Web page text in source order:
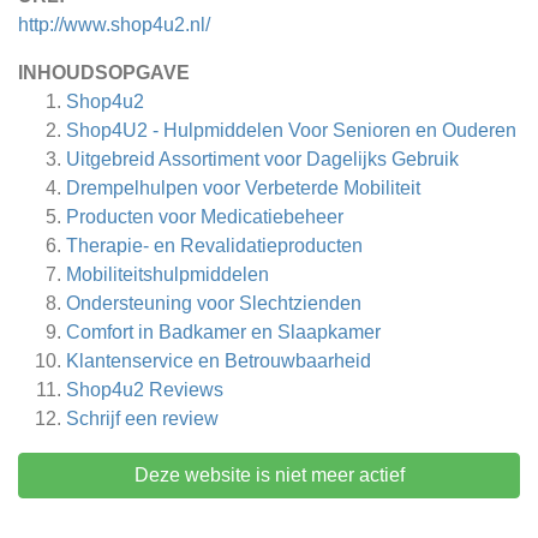
http://www.shop4u2.nl/
INHOUDSOPGAVE
Shop4u2
Shop4U2 - Hulpmiddelen Voor Senioren en Ouderen
Uitgebreid Assortiment voor Dagelijks Gebruik
Drempelhulpen voor Verbeterde Mobiliteit
Producten voor Medicatiebeheer
Therapie- en Revalidatieproducten
Mobiliteitshulpmiddelen
Ondersteuning voor Slechtzienden
Comfort in Badkamer en Slaapkamer
Klantenservice en Betrouwbaarheid
Shop4u2 Reviews
Schrijf een review
Deze website is niet meer actief